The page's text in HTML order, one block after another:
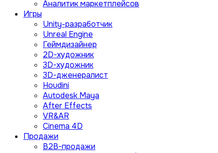
Аналитик маркетплейсов
Игры
Unity-разработчик
Unreal Engine
Геймдизайнер
2D-художник
3D-художник
3D-дженералист
Houdini
Autodesk Maya
After Effects
VR&AR
Cinema 4D
Продажи
B2B-продажи